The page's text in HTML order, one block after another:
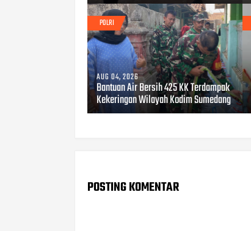
POLRI
AUG 04, 2026
Bantuan Air Bersih 425 KK Terdampak
Kekeringan Wilayah Kodim Sumedang
POSTING KOMENTAR